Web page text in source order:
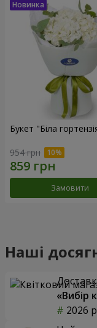
Букет "Біла
954 грн
Замовити
Наші
«Вибір
2026